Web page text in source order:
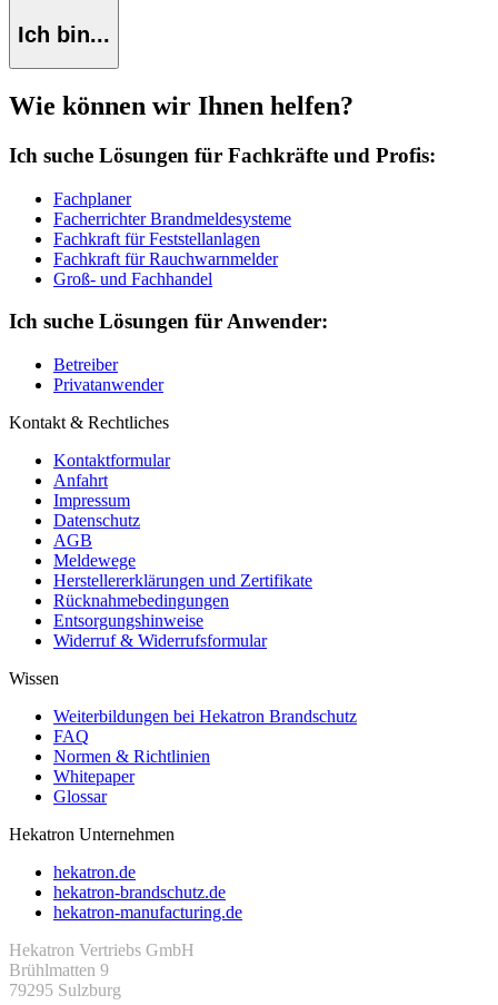
Ich bin...
Wie können wir Ihnen helfen?
Ich suche Lösungen für Fachkräfte und Profis:
Fachplaner
Facherrichter Brandmeldesysteme
Fachkraft für Feststellanlagen
Fachkraft für Rauchwarnmelder
Groß- und Fachhandel
Ich suche Lösungen für Anwender:
Betreiber
Privatanwender
Kontakt & Rechtliches
Kontaktformular
Anfahrt
Impressum
Datenschutz
AGB
Meldewege
Herstellererklärungen und Zertifikate
Rücknahmebedingungen
Entsorgungshinweise
Widerruf & Widerrufsformular
Wissen
Weiterbildungen bei Hekatron Brandschutz
FAQ
Normen & Richtlinien
Whitepaper
Glossar
Hekatron Unternehmen
hekatron.de
hekatron-brandschutz.de
hekatron-manufacturing.de
Hekatron Vertriebs GmbH
Brühlmatten 9
79295 Sulzburg